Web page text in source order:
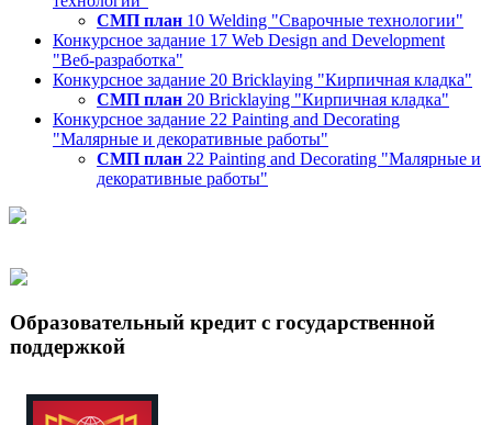
СМП план 10 Welding "Сварочные технологии"
Конкурсное задание 17 Web Design and Development
"Веб-разработка"
Конкурсное задание 20 Bricklaying "Кирпичная кладка"
СМП план 20 Bricklaying "Кирпичная кладка"
Конкурсное задание 22 Painting and Decorating
"Малярные и декоративные работы"
СМП план 22 Painting and Decorating "Малярные и
декоративные работы"
Образовательный кредит с государственной
поддержкой